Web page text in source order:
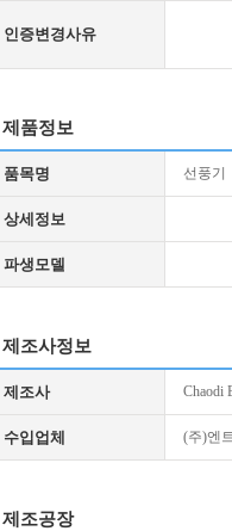
인증변경사유
제품정보
품목명 선풍기
상세정보
파생모델
제조사정보
제조사 Chaodi
수입업체 (주)엔
제조공장